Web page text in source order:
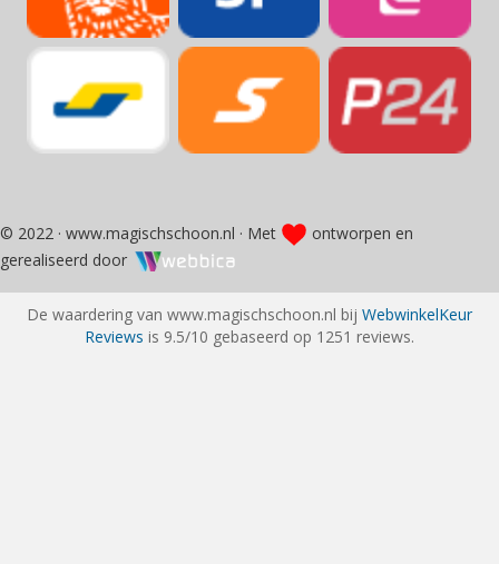
© 2022 · www.magischschoon.nl · Met
ontworpen en
gerealiseerd door
De waardering van www.magischschoon.nl bij WebwinkelKeur
Reviews is 9.5/10 gebaseerd op 1251 reviews.